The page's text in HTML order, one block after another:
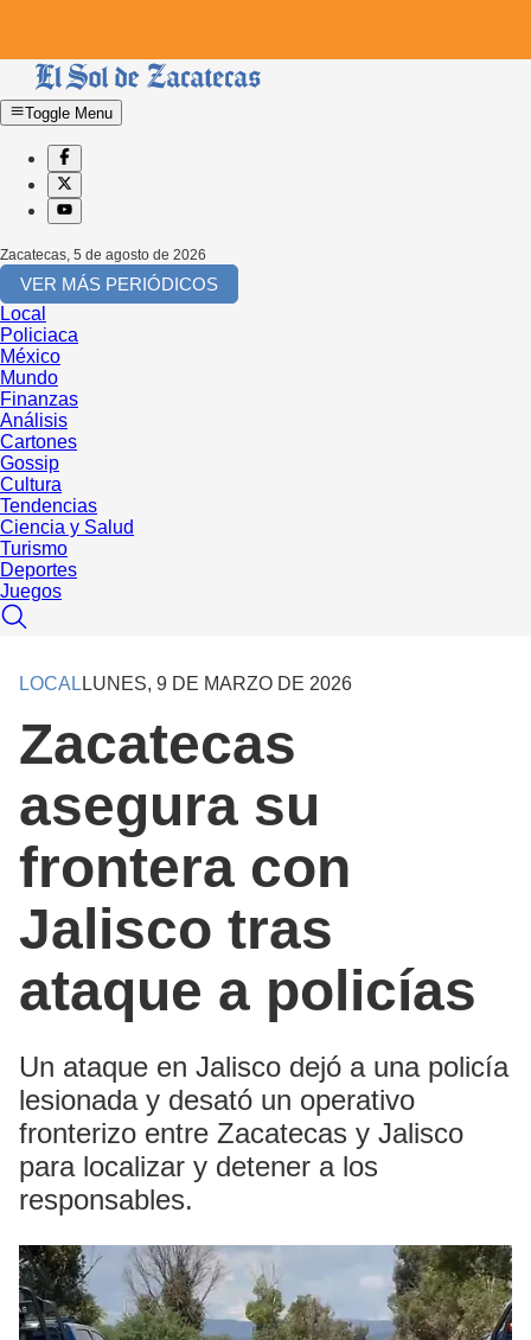
Toggle Menu
Zacatecas, 5 de agosto de 2026
VER MÁS PERIÓDICOS
Local
Policiaca
México
Mundo
Finanzas
Análisis
Cartones
Gossip
Cultura
Tendencias
Ciencia y Salud
Turismo
Deportes
Juegos
LOCAL LUNES, 9 DE MARZO DE 2026
Zacatecas
asegura su
frontera con
Jalisco tras
ataque a policías
Un ataque en Jalisco dejó a una policía
lesionada y desató un operativo
fronterizo entre Zacatecas y Jalisco
para localizar y detener a los
responsables.